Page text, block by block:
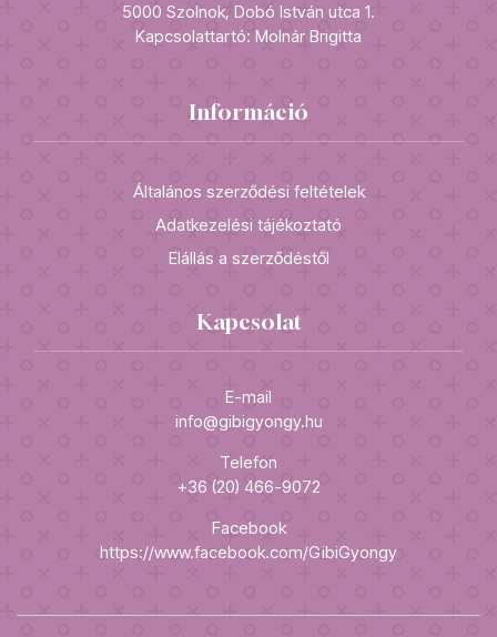
5000 Szolnok, Dobó István utca 1.
Kapcsolattartó: Molnár Brigitta
Információ
Általános szerződési feltételek
Adatkezelési tájékoztató
Elállás a szerződéstől
Kapcsolat
E-mail
info@gibigyongy.hu
Telefon
+36 (20) 466-9072
Facebook
https://www.facebook.com/GibiGyongy